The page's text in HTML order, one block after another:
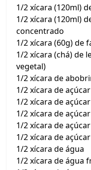
1/2 xícara (120ml)
1/2 xícara (120ml)
concentrado
1/2 xícara (60g) de
1/2 xícara (chá) de
vegetal)
1/2 xícara de
1/2 xícara de açúcar
1/2 xícara de
1/2 xícara de
1/2 xícara de
1/2 xícara de
1/2 xícara de água
1/2 xícara de água